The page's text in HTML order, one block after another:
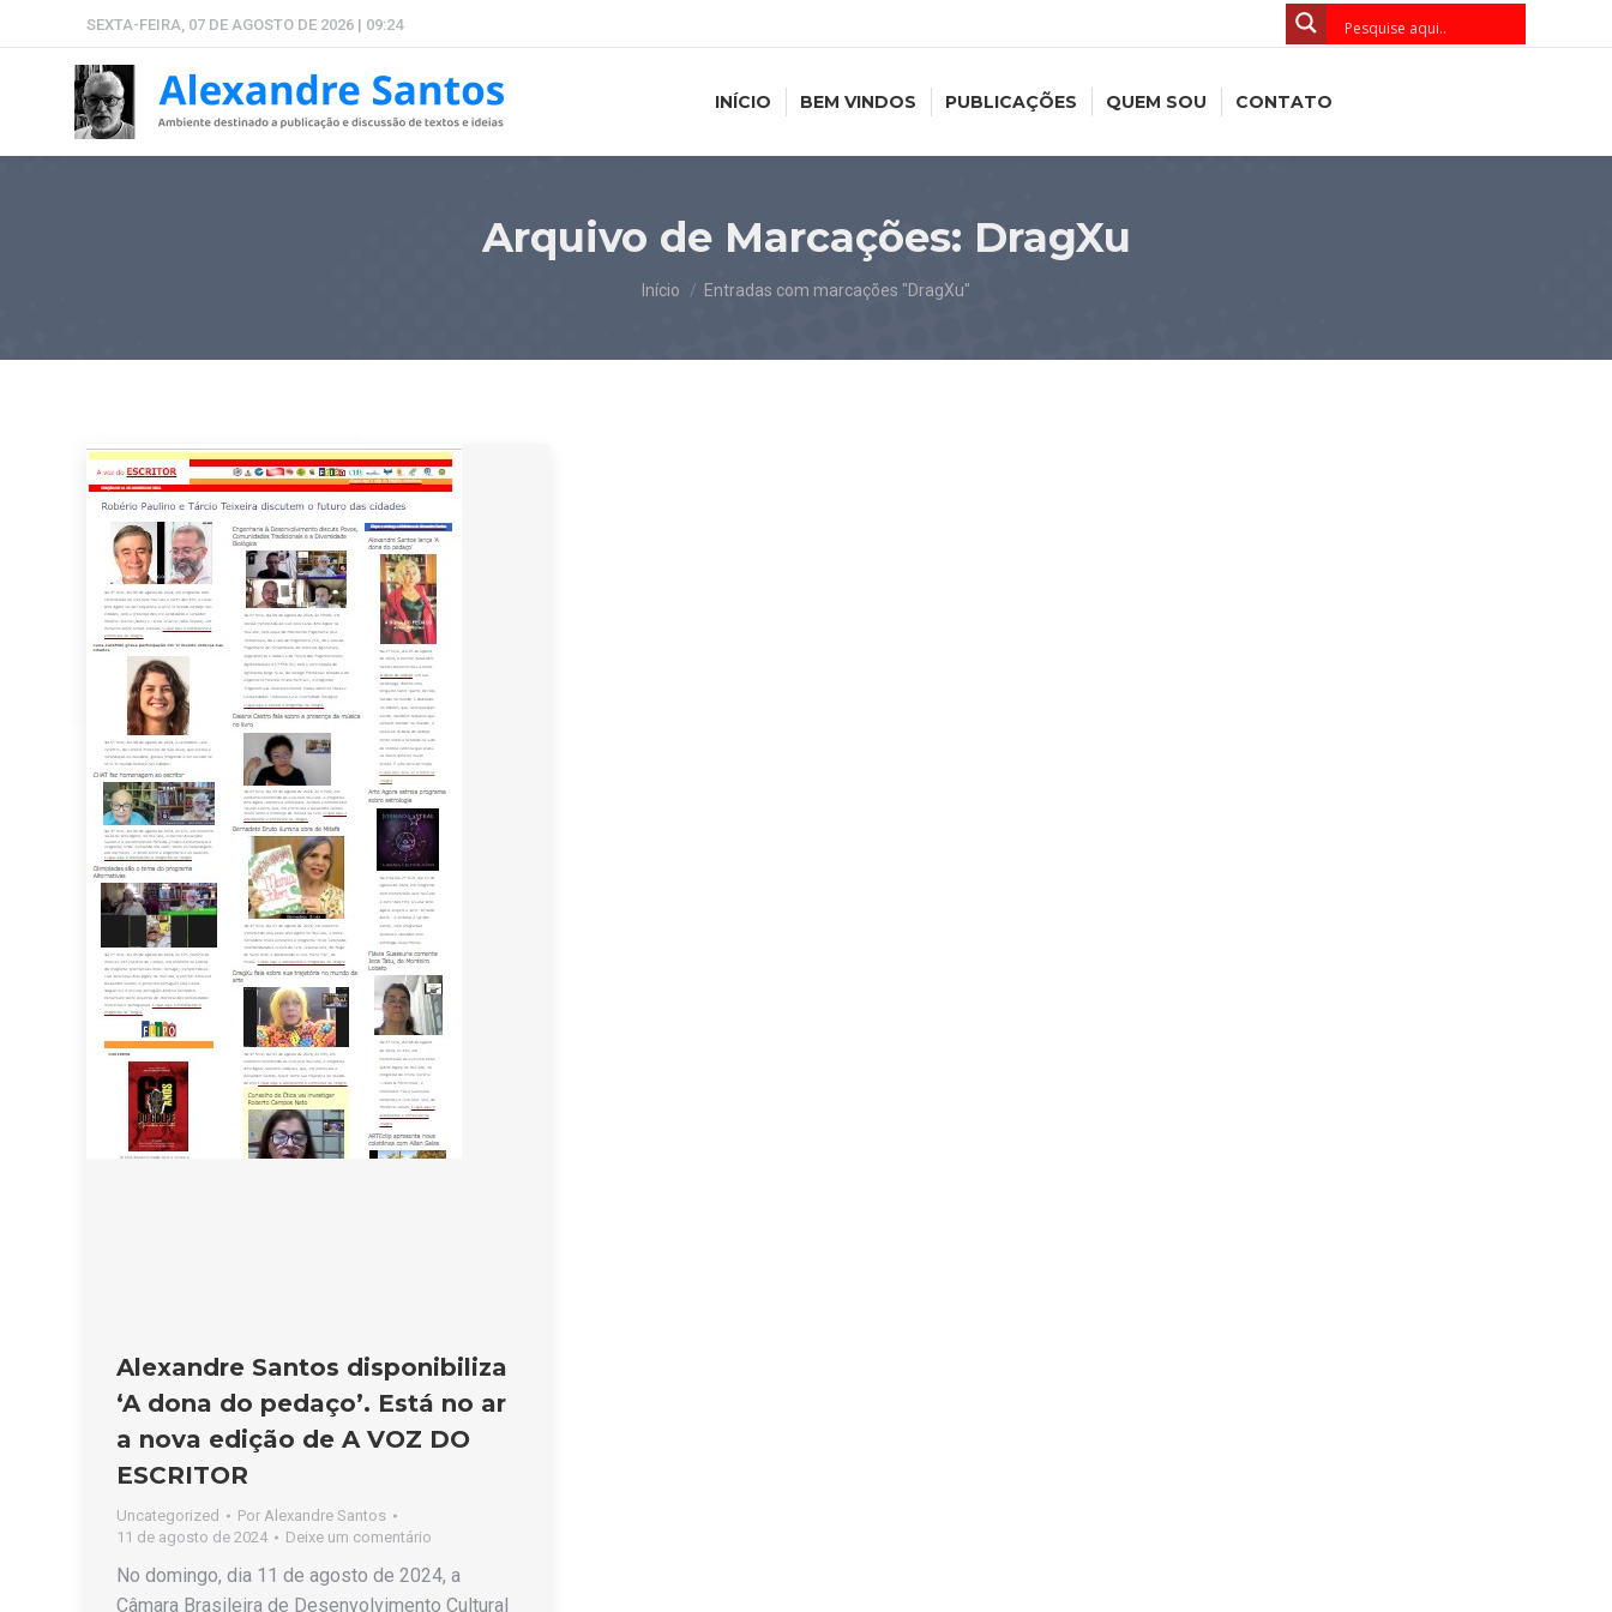
SEXTA-FEIRA, 07 DE AGOSTO DE 2026 | 09:24
INÍCIO BEM VINDOS PUBLICAÇÕES QUEM SOU CONTATO
Arquivo de Marcações: DragXu
Você está aqui:
Início Entradas com marcações "DragXu"
Alexandre Santos disponibiliza
‘A dona do pedaço’. Está no ar
a nova edição de A VOZ DO
ESCRITOR
Uncategorized Por Alexandre Santos
11 de agosto de 2024
Deixe um comentário
No domingo, dia 11 de agosto de 2024, a
Câmara Brasileira de Desenvolvimento Cultural